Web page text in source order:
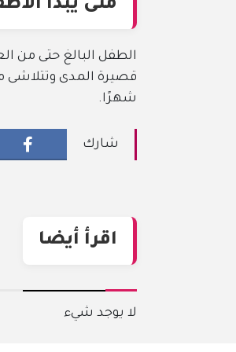
متى يبدأ
شهرًا.
شارك
اقرأ أيضا
لا يوجد شيء